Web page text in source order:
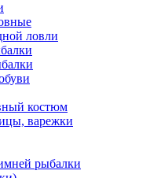
ловли
костюм
варежки
рыбалки